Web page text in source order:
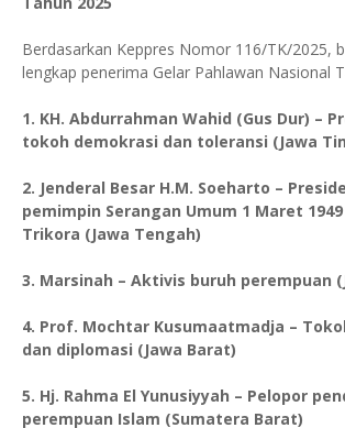
Berdasarkan Keppres Nomor 116/TK/2025,
lengkap penerima Gelar Pahlawan Nasional
1. KH. Abdurrahman Wahid (Gus Dur) –
tokoh demokrasi dan toleransi (Jawa
2. Jenderal Besar H.M. Soeharto –
pemimpin Serangan Umum 1 Maret
Trikora (Jawa Tengah)
3. Marsinah – Aktivis buruh perempuan
4. Prof. Mochtar Kusumaatmadja –
dan diplomasi (Jawa Barat)
5. Hj. Rahma El Yunusiyyah – Pelopor
perempuan Islam (Sumatera Barat)